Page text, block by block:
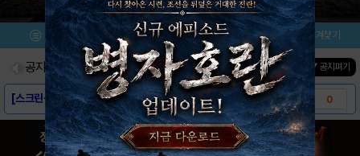
메뉴 이벤트/미션 설치/평가 즐겨찾기
공지사항 진행중인 이벤트0건 ▼ 공지펴기
[스크린샷] - 스나이퍼 챔피언 0
[게임소개] - 스나이퍼 챔피언 0